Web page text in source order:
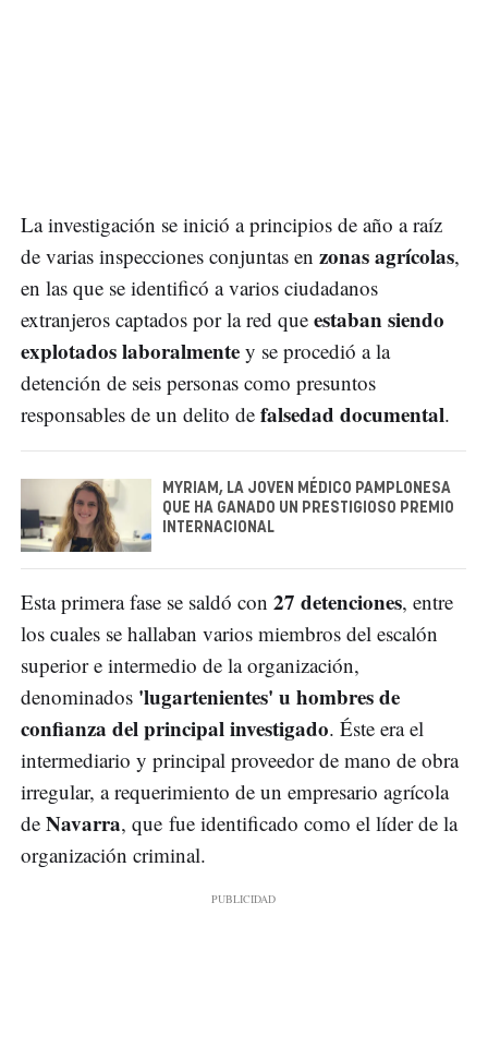
La investigación se inició a principios de año a raíz
de varias inspecciones conjuntas en zonas agrícolas,
en las que se identificó a varios ciudadanos
extranjeros captados por la red que estaban siendo
explotados laboralmente y se procedió a la
detención de seis personas como presuntos
responsables de un delito de falsedad documental.
MYRIAM, LA JOVEN MÉDICO PAMPLONESA
QUE HA GANADO UN PRESTIGIOSO PREMIO
INTERNACIONAL
Esta primera fase se saldó con 27 detenciones, entre
los cuales se hallaban varios miembros del escalón
superior e intermedio de la organización,
denominados 'lugartenientes' u hombres de
confianza del principal investigado. Éste era el
intermediario y principal proveedor de mano de obra
irregular, a requerimiento de un empresario agrícola
de Navarra, que fue identificado como el líder de la
organización criminal.